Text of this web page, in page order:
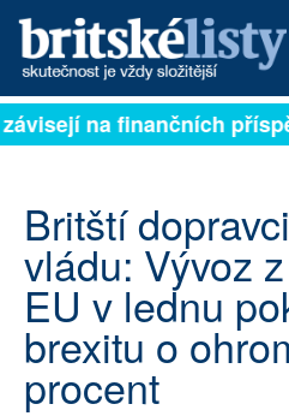
PŘIHLÁSIT
ARCHIV
ROZHOVORY
TÉMATA
NEJČTENĚJŠÍ ZA 7 DNÍ
na finančních
Britští
vládu: Vývoz
EU v lednu
brexitu o
procent